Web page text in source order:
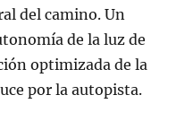
del camino. Un
de la luz de
optimizada de la
por la autopista.